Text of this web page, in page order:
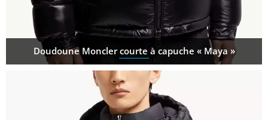
Doudoune Moncler courte à capuche « Maya »